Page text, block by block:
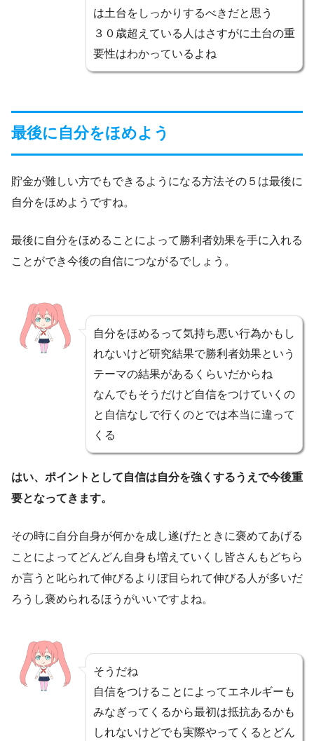
は土台をしっかりするべきだと思う
３０歳超えている人はさすがに土台の重
要性はわかっているよね
最後に自分をほめよう
貯金が難しい方でもできるようになる方法その５は最後に
自分をほめようですね。
最後に自分をほめることによって勝利者効果を手に入れる
ことができ今後の自信につながるでしょう。
自分をほめるって気持ち悪い行為かもし
れないけど研究結果で勝利者効果という
テーマの結果があるくらいだからね
なんでもそうだけど自信をつけていくの
と自信なしで行くのとでは本当に違って
くる
はい、ポイントとして自信は自分を強くするうえで今後重
要となってきます。
その時に自分自身が何かを成し遂げたときに褒めてあげる
ことによってどんどん自身も増えていくし皆さんもどちら
か言うと叱られて伸びるよりぼ目られて伸びる人が多いだ
ろうし褒められるほうがいいですよね。
そうだね
自信をつけることによってエネルギーも
みなぎってくるから最初は抵抗あるかも
しれないけどでも実際やってくるとどん